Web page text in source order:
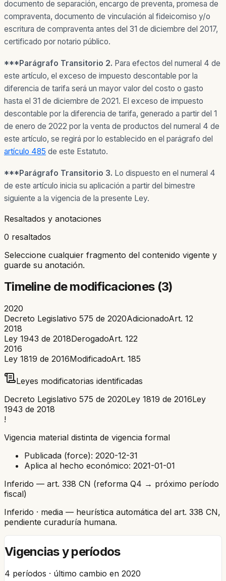
documento de separación, encargo de preventa, promesa de
compraventa, documento de vinculación al fideicomiso y/o
escritura de compraventa antes del 31 de diciembre del 2017,
certificado por notario público.
***Parágrafo Transitorio 2. Para efectos del numeral 4 de
este artículo, el exceso de impuesto descontable por la
diferencia de tarifa será un mayor valor del costo o gasto
hasta el 31 de diciembre de 2021. El exceso de impuesto
descontable por la diferencia de tarifa, generado a partir del 1
de enero de 2022 por la venta de productos del numeral 4 de
este artículo, se regirá por lo establecido en el parágrafo del
artículo 485 de este Estatuto.
***Parágrafo Transitorio 3. Lo dispuesto en el numeral 4
de este artículo inicia su aplicación a partir del bimestre
siguiente a la vigencia de la presente Ley.
Resaltados y anotaciones
0 resaltados
Seleccione cualquier fragmento del contenido vigente y
guarde su anotación.
Timeline de modificaciones (3)
2020
Decreto Legislativo 575 de 2020AdicionadoArt. 12
2018
Ley 1943 de 2018DerogadoArt. 122
2016
Ley 1819 de 2016ModificadoArt. 185
Leyes modificatorias identificadas
Decreto Legislativo 575 de 2020Ley 1819 de 2016Ley
1943 de 2018
!
Vigencia material distinta de vigencia formal
Publicada (force): 2020-12-31
Aplica al hecho económico: 2021-01-01
Inferido — art. 338 CN (reforma Q4 → próximo período
fiscal)
Inferido · media — heurística automática del art. 338 CN,
pendiente curaduría humana.
Vigencias y períodos
4 períodos · último cambio en 2020